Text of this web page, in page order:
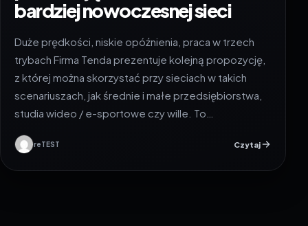
bardziej nowoczesnej sieci
Duże prędkości, niskie opóźnienia, praca w trzech
trybach Firma Tenda prezentuje kolejną propozycję,
z której można skorzystać przy sieciach w takich
scenariuszach, jak średnie i małe przedsiębiorstwa,
studia wideo / e-sportowe czy wille. To…
reTEST Czytaj